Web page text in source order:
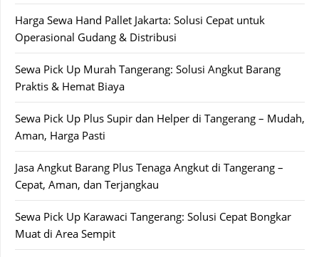
Harga Sewa Hand Pallet Jakarta: Solusi Cepat untuk
Operasional Gudang & Distribusi
Sewa Pick Up Murah Tangerang: Solusi Angkut Barang
Praktis & Hemat Biaya
Sewa Pick Up Plus Supir dan Helper di Tangerang – Mudah,
Aman, Harga Pasti
Jasa Angkut Barang Plus Tenaga Angkut di Tangerang –
Cepat, Aman, dan Terjangkau
Sewa Pick Up Karawaci Tangerang: Solusi Cepat Bongkar
Muat di Area Sempit